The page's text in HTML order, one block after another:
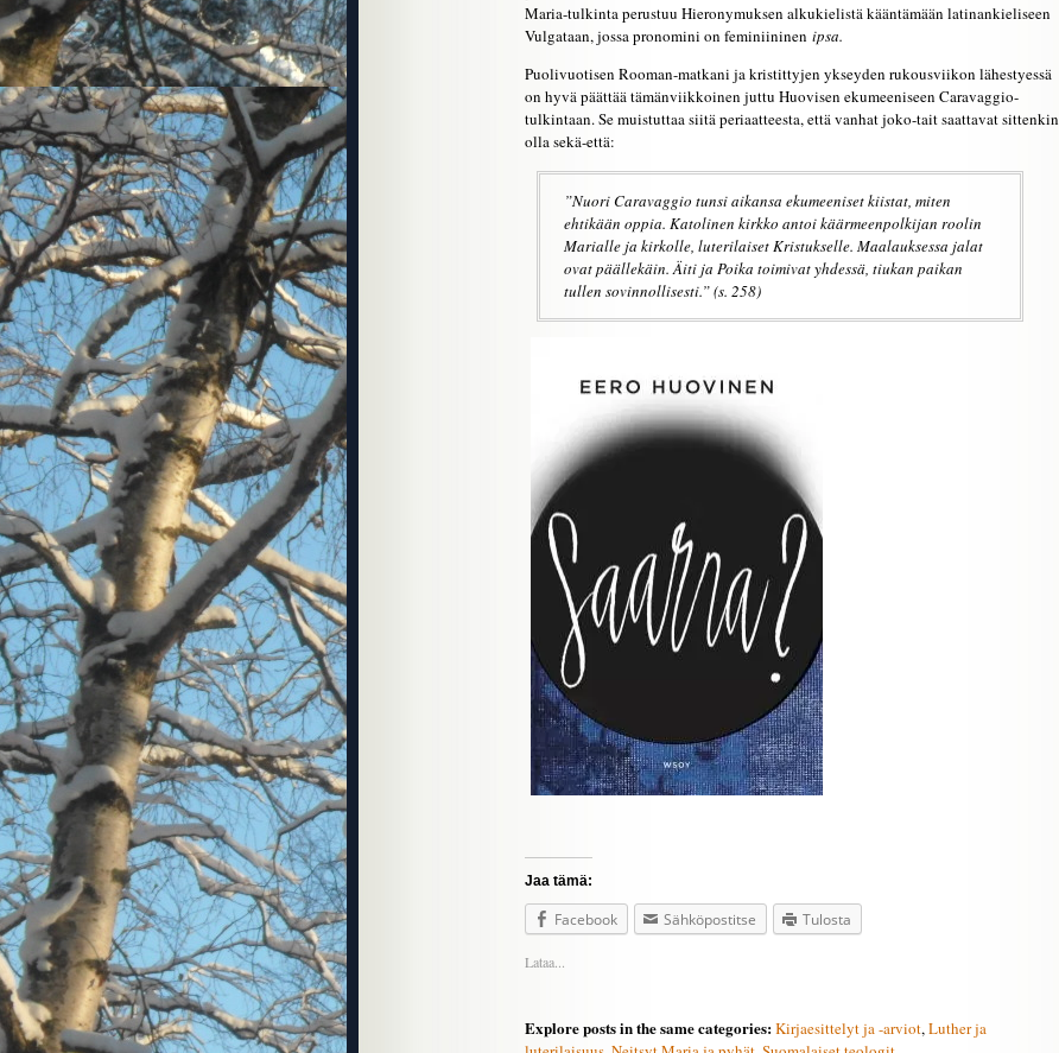
Maria-tulkinta perustuu Hieronymuksen alkukielistä kääntämään latinankieliseen
Vulgataan, jossa pronomini on feminiininen ipsa.
Puolivuotisen Rooman-matkani ja kristittyjen ykseyden rukousviikon lähestyessä
on hyvä päättää tämänviikkoinen juttu Huovisen ekumeeniseen Caravaggio-
tulkintaan. Se muistuttaa siitä periaatteesta, että vanhat joko-tait saattavat sittenkin
olla sekä-että:
”Nuori Caravaggio tunsi aikansa ekumeeniset kiistat, miten
ehtikään oppia. Katolinen kirkko antoi käärmeenpolkijan roolin
Marialle ja kirkolle, luterilaiset Kristukselle. Maalauksessa jalat
ovat päällekäin. Äiti ja Poika toimivat yhdessä, tiukan paikan
tullen sovinnollisesti.” (s. 258)
Jaa tämä:
Facebook Sähköpostitse Tulosta
Lataa...
Explore posts in the same categories:Kirjaesittelyt ja -arviot, Luther ja